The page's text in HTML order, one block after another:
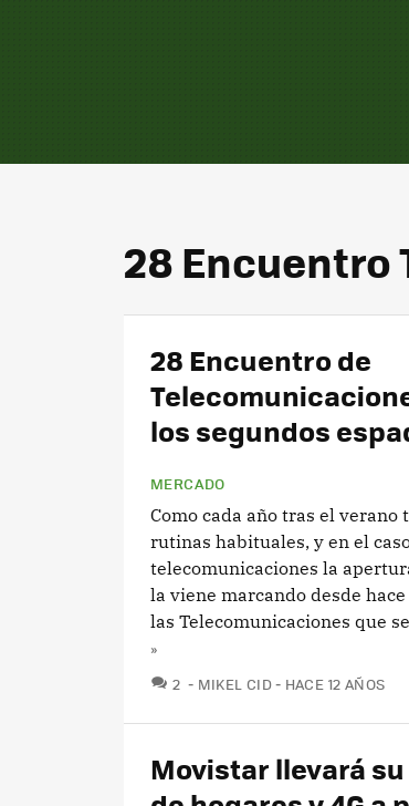
28
28 Encuentro de
los segundos
MERCADO
Como cada año tras el verano
rutinas habituales, y en el
telecomunicaciones la
la viene marcando desde
las Telecomunicaciones que
»
2 COMENTARIOS
MIKEL CID HACE 12 AÑOS
Movistar llevará su